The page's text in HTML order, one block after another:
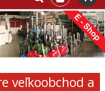
veľkoobchod a